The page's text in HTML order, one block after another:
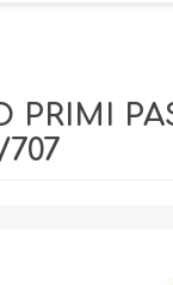
PRIMI
707